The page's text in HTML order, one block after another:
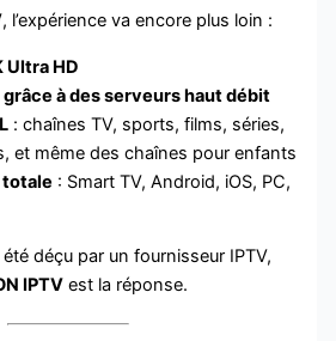
, l’expérience va encore plus loin :
Ultra HD
à des serveurs haut débit
: chaînes TV, sports, films, séries,
et même des chaînes pour enfants
: Smart TV, Android, iOS, PC,
déçu par un fournisseur IPTV,
IPTV est la réponse.